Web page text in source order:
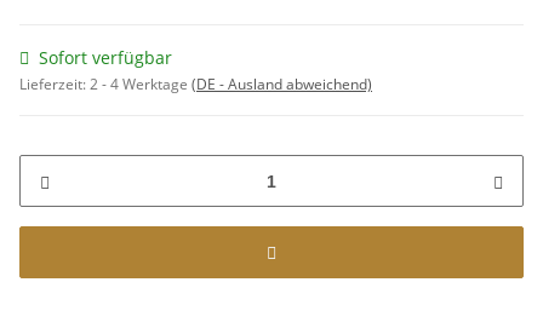
Sofort verfügbar
Lieferzeit:2 - 4 Werktage (DE - Ausland abweichend)